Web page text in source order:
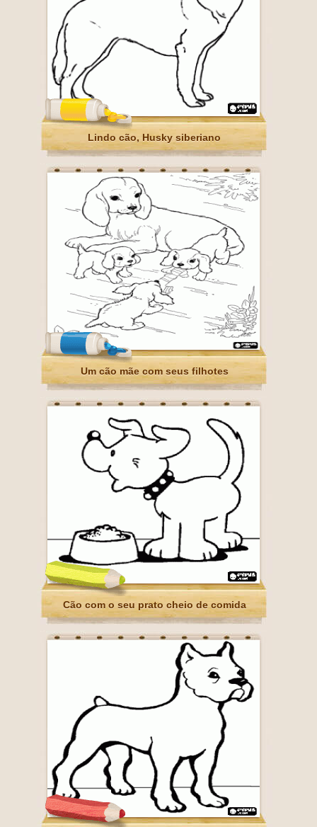
Lindo cão, Husky siberiano
Um cão mãe com seus filhotes
Cão com o seu prato cheio de comida